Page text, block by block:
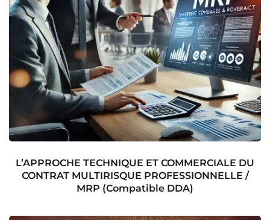
L’APPROCHE TECHNIQUE ET COMMERCIALE DU
CONTRAT MULTIRISQUE PROFESSIONNELLE /
MRP (Compatible DDA)